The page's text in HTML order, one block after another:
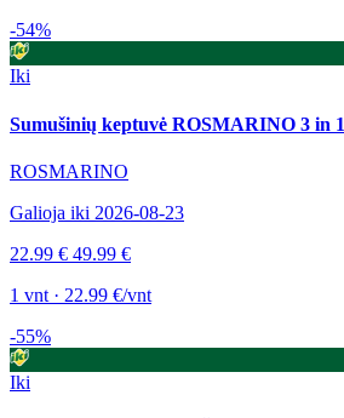
-54%
Iki
Sumušinių keptuvė ROSMARINO 3 in 1
ROSMARINO
Galioja iki 2026-08-23
22.99 € 49.99 €
1 vnt · 22.99 €/vnt
-55%
Iki